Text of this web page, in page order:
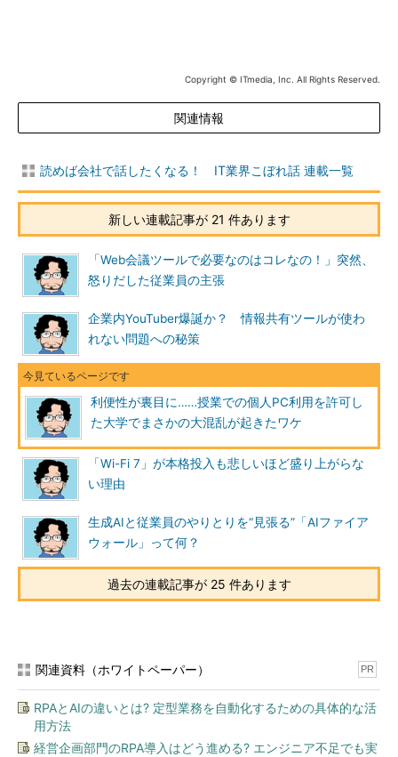
Copyright © ITmedia, Inc. All Rights Reserved.
関連情報
読めば会社で話したくなる！ IT業界こぼれ話 連載一覧
新しい連載記事が 21 件あります
「Web会議ツールで必要なのはコレなの！」突然、
怒りだした従業員の主張
企業内YouTuber爆誕か？ 情報共有ツールが使わ
れない問題への秘策
利便性が裏目に……授業での個人PC利用を許可し
た大学でまさかの大混乱が起きたワケ
「Wi-Fi 7」が本格投入も悲しいほど盛り上がらな
い理由
生成AIと従業員のやりとりを“見張る”「AIファイア
ウォール」って何？
過去の連載記事が 25 件あります
関連資料（ホワイトペーパー） PR
RPAとAIの違いとは? 定型業務を自動化するための具体的な活
用方法
経営企画部門のRPA導入はどう進める? エンジニア不足でも実